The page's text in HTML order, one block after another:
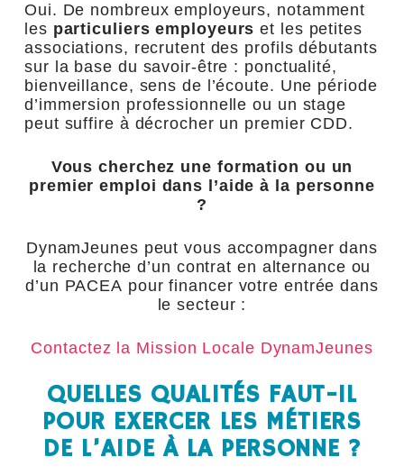
Oui. De nombreux employeurs, notamment
les particuliers employeurs et les petites
associations, recrutent des profils débutants
sur la base du savoir-être : ponctualité,
bienveillance, sens de l’écoute. Une période
d’immersion professionnelle ou un stage
peut suffire à décrocher un premier CDD.
Vous cherchez une formation ou un
premier emploi dans l’aide à la personne
?
DynamJeunes peut vous accompagner dans
la recherche d’un contrat en alternance ou
d’un PACEA pour financer votre entrée dans
le secteur :
Contactez la Mission Locale DynamJeunes
QUELLES QUALITÉS FAUT-IL
POUR EXERCER LES MÉTIERS
DE L’AIDE À LA PERSONNE ?